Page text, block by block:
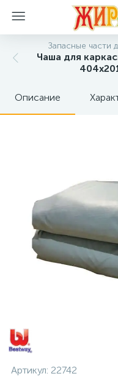
Запасные части
Чаша для
Описание
Артикул: 22742